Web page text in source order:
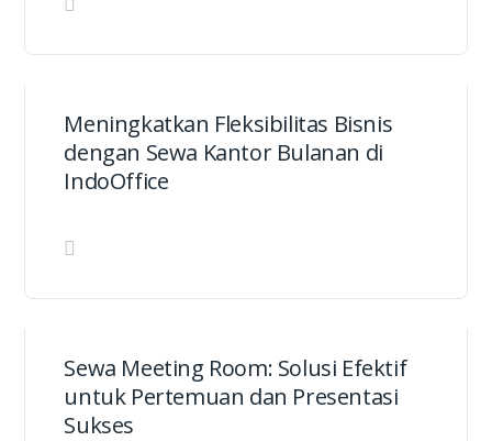
Meningkatkan Fleksibilitas Bisnis
dengan Sewa Kantor Bulanan di
IndoOffice
Sewa Meeting Room: Solusi Efektif
untuk Pertemuan dan Presentasi
Sukses